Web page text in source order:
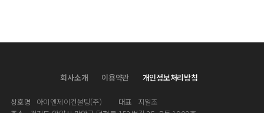
회사소개 이용약관 개인정보처리방침
상호명 아이엔제이컨설팅(주) 대표
지일조